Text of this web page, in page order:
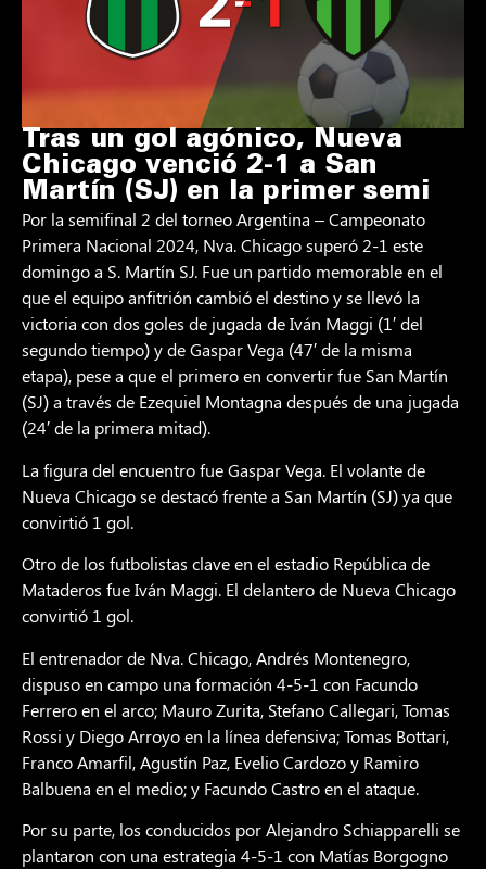
Tras un gol agónico, Nueva
Chicago venció 2-1 a San
Martín (SJ) en la primer semi
Por la semifinal 2 del torneo Argentina – Campeonato
Primera Nacional 2024, Nva. Chicago superó 2-1 este
domingo a S. Martín SJ. Fue un partido memorable en el
que el equipo anfitrión cambió el destino y se llevó la
victoria con dos goles de jugada de Iván Maggi (1′ del
segundo tiempo) y de Gaspar Vega (47′ de la misma
etapa), pese a que el primero en convertir fue San Martín
(SJ) a través de Ezequiel Montagna después de una jugada
(24′ de la primera mitad).
La figura del encuentro fue Gaspar Vega. El volante de
Nueva Chicago se destacó frente a San Martín (SJ) ya que
convirtió 1 gol.
Otro de los futbolistas clave en el estadio República de
Mataderos fue Iván Maggi. El delantero de Nueva Chicago
convirtió 1 gol.
El entrenador de Nva. Chicago, Andrés Montenegro,
dispuso en campo una formación 4-5-1 con Facundo
Ferrero en el arco; Mauro Zurita, Stefano Callegari, Tomas
Rossi y Diego Arroyo en la línea defensiva; Tomas Bottari,
Franco Amarfil, Agustín Paz, Evelio Cardozo y Ramiro
Balbuena en el medio; y Facundo Castro en el ataque.
Por su parte, los conducidos por Alejandro Schiapparelli se
plantaron con una estrategia 4-5-1 con Matías Borgogno